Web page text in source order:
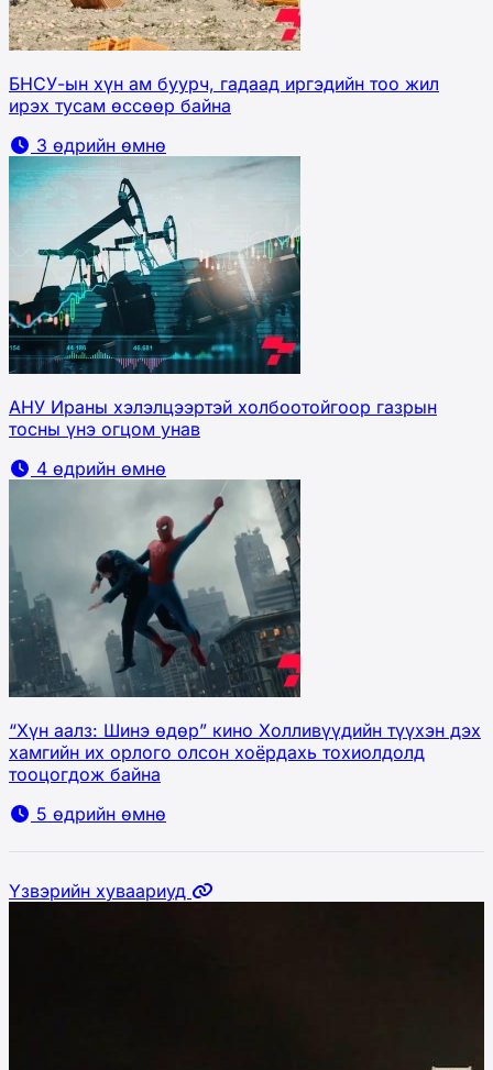
БНСУ-ын хүн ам буурч, гадаад иргэдийн тоо жил
ирэх тусам өссөөр байна
3 өдрийн өмнө
АНУ Ираны хэлэлцээртэй холбоотойгоор газрын
тосны үнэ огцом унав
4 өдрийн өмнө
“Хүн аалз: Шинэ өдөр” кино Холливүүдийн түүхэн дэх
хамгийн их орлого олсон хоёрдахь тохиолдолд
тооцогдож байна
5 өдрийн өмнө
Үзвэрийн хуваариуд